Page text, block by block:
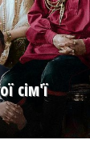
сім'ї